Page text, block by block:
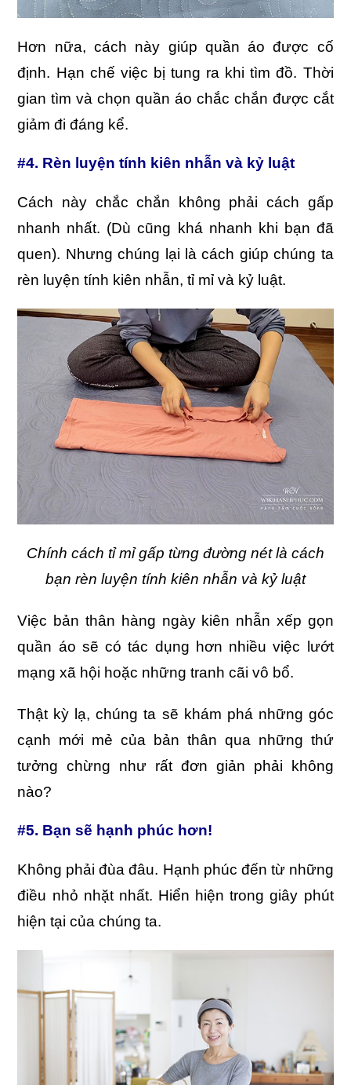
Hơn nữa, cách này giúp quần áo được cố
định. Hạn chế việc bị tung ra khi tìm đồ. Thời
gian tìm và chọn quần áo chắc chắn được cắt
giảm đi đáng kể.
#4. Rèn luyện tính kiên nhẫn và kỷ luật
Cách này chắc chắn không phải cách gấp
nhanh nhất. (Dù cũng khá nhanh khi bạn đã
quen). Nhưng chúng lại là cách giúp chúng ta
rèn luyện tính kiên nhẫn, tỉ mỉ và kỷ luật.
Chính cách tỉ mỉ gấp từng đường nét là cách
bạn rèn luyện tính kiên nhẫn và kỷ luật
Việc bản thân hàng ngày kiên nhẫn xếp gọn
quần áo sẽ có tác dụng hơn nhiều việc lướt
mạng xã hội hoặc những tranh cãi vô bổ.
Thật kỳ lạ, chúng ta sẽ khám phá những góc
cạnh mới mẻ của bản thân qua những thứ
tưởng chừng như rất đơn giản phải không
nào?
#5. Bạn sẽ hạnh phúc hơn!
Không phải đùa đâu. Hạnh phúc đến từ những
điều nhỏ nhặt nhất. Hiển hiện trong giây phút
hiện tại của chúng ta.